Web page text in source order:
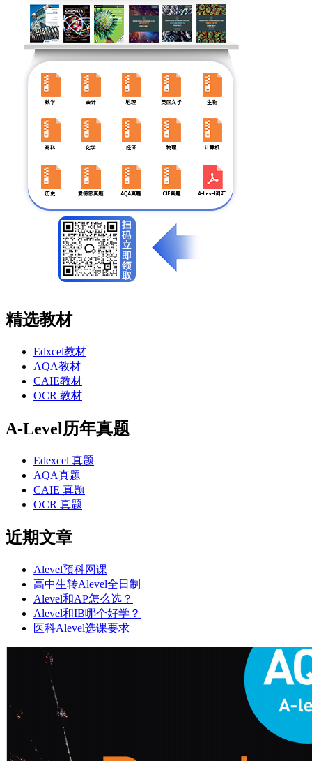
精选教材
Edxcel教材
AQA教材
CAIE教材
OCR 教材
A-Level历年真题
Edexcel 真题
AQA真题
CAIE 真题
OCR 真题
近期文章
Alevel预科网课
高中生转Alevel全日制
Alevel和AP怎么选？
Alevel和IB哪个好学？
医科Alevel选课要求